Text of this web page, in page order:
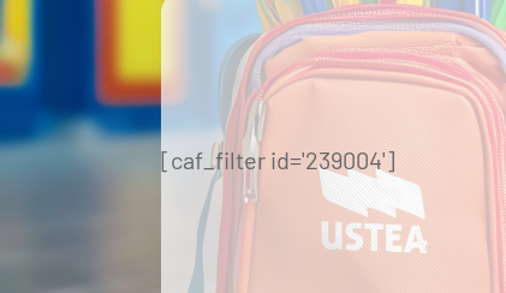
[caf_filter id='239004']